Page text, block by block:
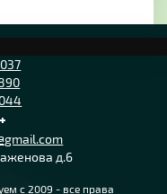
д.6
с 2009 - все права